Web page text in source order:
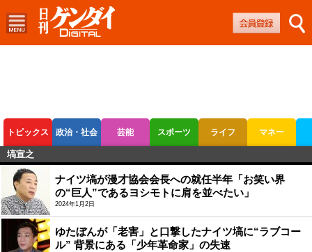
トピックス 政治・社会 芸能 スポーツ ライフ マネー
ボートレース
塙宣之
ナイツ塙が漫才協会会長への就任半年「お笑い界
の“巨人”であるヨシモトに肩を並べたい」
2024年1月2日
ゆたぼんが「老害」と口撃したナイツ塙に“ラブコー
ル” 背景にある「少年革命家」の失速